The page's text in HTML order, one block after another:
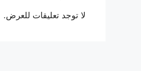
لا توجد تعليقات للعرض.